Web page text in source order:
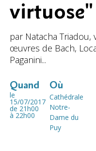
virtuose"
par Natacha
œuvres de Bach,
Paganini...
Quand
le
15/07/2017
de 21h00
à 22h00
Où
Cathédrale
Notre-
Dame du
Puy